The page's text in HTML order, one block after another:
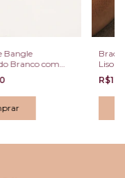
Bangle
Branco com
Oval
Liso